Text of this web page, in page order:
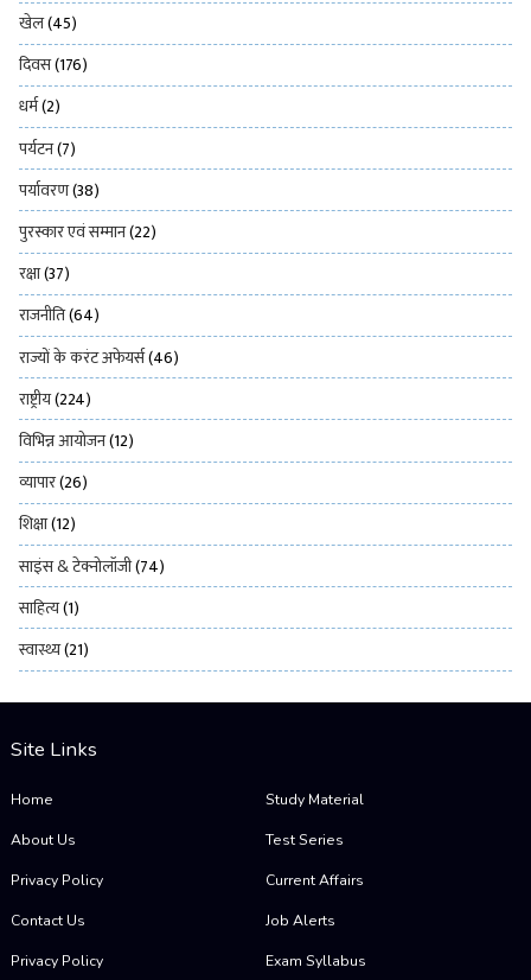
खेल(45)
दिवस(176)
धर्म(2)
पर्यटन(7)
पर्यावरण(38)
पुरस्कार एवं सम्मान(22)
रक्षा(37)
राजनीति(64)
राज्यों के करंट अफेयर्स(46)
राष्ट्रीय(224)
विभिन्न आयोजन(12)
व्यापार(26)
शिक्षा(12)
साइंस & टेक्नोलॉजी(74)
साहित्य(1)
स्वास्थ्य(21)
Site Links
Home
About Us
Privacy Policy
Contact Us
Privacy Policy
Study Material
Test Series
Current Affairs
Job Alerts
Exam Syllabus